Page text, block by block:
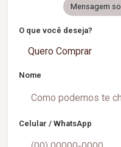
Mensagem
O que você deseja?
Quero Comprar
Nome
Celular / WhatsApp